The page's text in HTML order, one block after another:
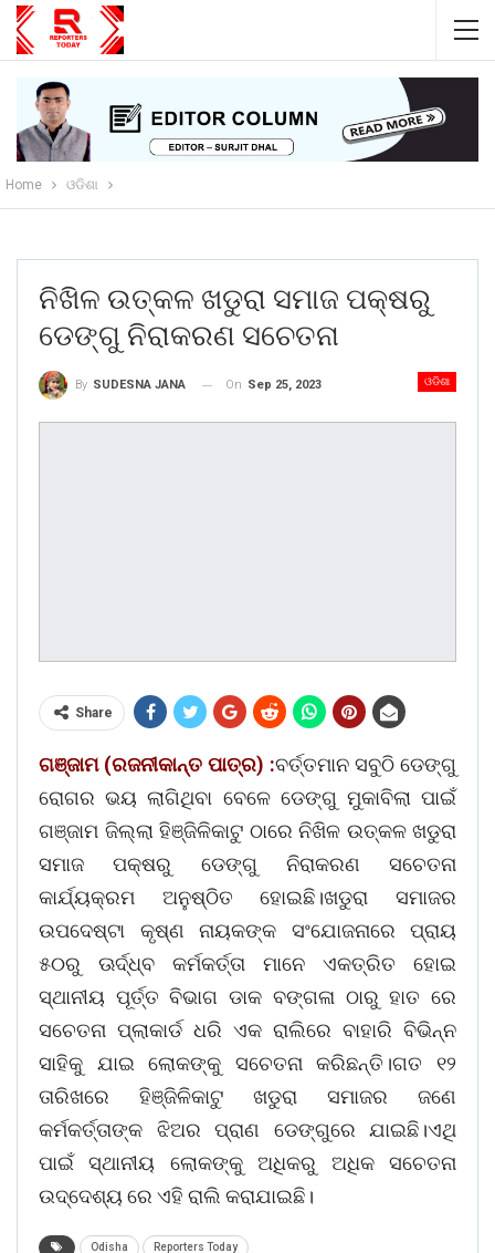
Home ଓଡିଶା
ନିଖିଳ ଉତ୍କଳ ଖଡୁରା ସମାଜ ପକ୍ଷରୁ
ଡେଙ୍ଗୁ ନିରାକରଣ ସଚେତନା
ଓଡିଶା
By SUDESNA JANA On Sep 25, 2023
Share
ଗଞ୍ଜାମ (ରଜନୀକାନ୍ତ ପାତ୍ର) :ବର୍ତ୍ତମାନ ସବୁଠି ଡେଙ୍ଗୁ
ରୋଗର ଭୟ ଲାଗିଥିବା ବେଳେ ଡେଙ୍ଗୁ ମୁକାବିଲା ପାଇଁ
ଗଞ୍ଜାମ ଜିଲ୍ଲା ହିଞ୍ଜିଳିକାଟୁ ଠାରେ ନିଖିଳ ଉତ୍କଳ ଖଡୁରା
ସମାଜ ପକ୍ଷରୁ ଡେଙ୍ଗୁ ନିରାକରଣ ସଚେତନା
କାର୍ଯ୍ୟକ୍ରମ ଅନୁଷ୍ଠିତ ହୋଇଛି।ଖଡୁରା ସମାଜର
ଉପଦେଷ୍ଟା କୃଷ୍ଣ ନାୟକଙ୍କ ସଂଯୋଜନାରେ ପ୍ରାୟ
୫୦ରୁ ଊର୍ଦ୍ଧ୍ବ କର୍ମକର୍ତ୍ତା ମାନେ ଏକତ୍ରିତ ହୋଇ
ସ୍ଥାନୀୟ ପୂର୍ତ୍ତ ବିଭାଗ ଡାକ ବଙ୍ଗଳା ଠାରୁ ହାତ ରେ
ସଚେତନା ପ୍ଲାକାର୍ଡ ଧରି ଏକ ରାଲିରେ ବାହାରି ବିଭିନ୍ନ
ସାହିକୁ ଯାଇ ଲୋକଙ୍କୁ ସଚେତନା କରିଛନ୍ତି।ଗତ ୧୨
ତାରିଖରେ ହିଞ୍ଜିଳିକାଟୁ ଖଡୁରା ସମାଜର ଜଣେ
କର୍ମକର୍ତ୍ତାଙ୍କ ଝିଅର ପ୍ରାଣ ଡେଙ୍ଗୁରେ ଯାଇଛି।ଏଥି
ପାଇଁ ସ୍ଥାନୀୟ ଲୋକଙ୍କୁ ଅଧିକରୁ ଅଧିକ ସଚେତନା
ଉଦ୍ଦେଶ୍ୟ ରେ ଏହି ରାଲି କରାଯାଇଛି।
Odisha Reporters Today